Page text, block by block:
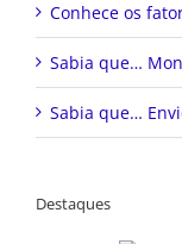
Conhece os
Sabia que…
Sabia que…
Destaques